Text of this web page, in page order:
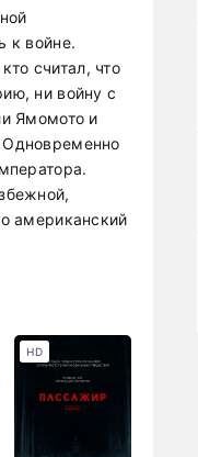
к войне.
считал, что
ни войну с
Ямомото и
Одновременно
американский
HD